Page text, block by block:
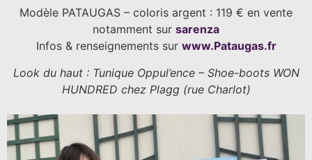
Modèle PATAUGAS – coloris argent : 119 € en vente
notamment sur sarenza
Infos & renseignements sur www.Pataugas.fr
Look du haut : Tunique Oppul’ence – Shoe-boots WON
HUNDRED chez Plagg (rue Charlot)